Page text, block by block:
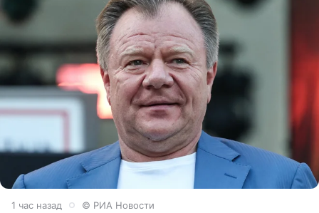
1 час назад © РИА Новости